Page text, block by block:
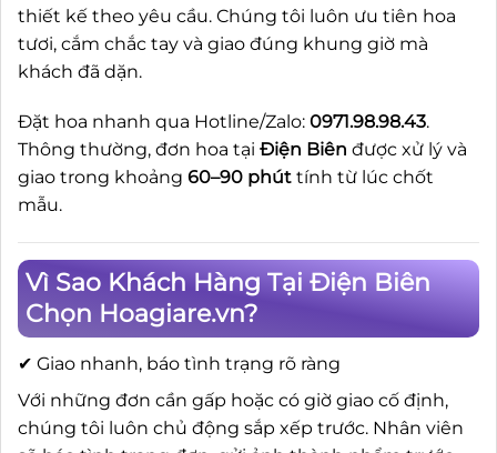
thiết kế theo yêu cầu. Chúng tôi luôn ưu tiên hoa
tươi, cắm chắc tay và giao đúng khung giờ mà
khách đã dặn.
Đặt hoa nhanh qua Hotline/Zalo: 0971.98.98.43.
Thông thường, đơn hoa tại Điện Biên được xử lý và
giao trong khoảng 60–90 phút tính từ lúc chốt
mẫu.
Vì Sao Khách Hàng Tại Điện Biên
Chọn Hoagiare.vn?
✔ Giao nhanh, báo tình trạng rõ ràng
Với những đơn cần gấp hoặc có giờ giao cố định,
chúng tôi luôn chủ động sắp xếp trước. Nhân viên